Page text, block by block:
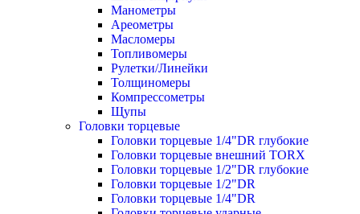
Манометры
Ареометры
Масломеры
Топливомеры
Рулетки/Линейки
Толщиномеры
Компрессометры
Щупы
Головки торцевые
Головки торцевые 1/4"DR глубокие
Головки торцевые внешний TORX
Головки торцевые 1/2"DR глубокие
Головки торцевые 1/2"DR
Головки торцевые 1/4"DR